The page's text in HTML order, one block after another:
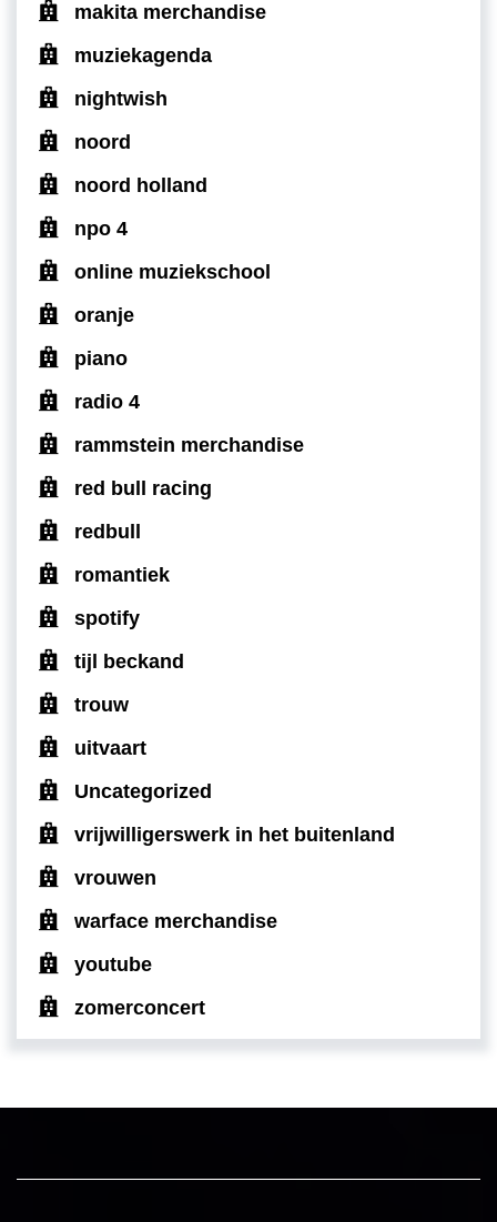
makita merchandise
muziekagenda
nightwish
noord
noord holland
npo 4
online muziekschool
oranje
piano
radio 4
rammstein merchandise
red bull racing
redbull
romantiek
spotify
tijl beckand
trouw
uitvaart
Uncategorized
vrijwilligerswerk in het buitenland
vrouwen
warface merchandise
youtube
zomerconcert